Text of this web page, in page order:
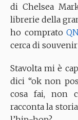
di Chelsea
librerie della
ho comprato
cerca di
Stavolta mi è
dici “ok non
cosa fai, non
racconta la